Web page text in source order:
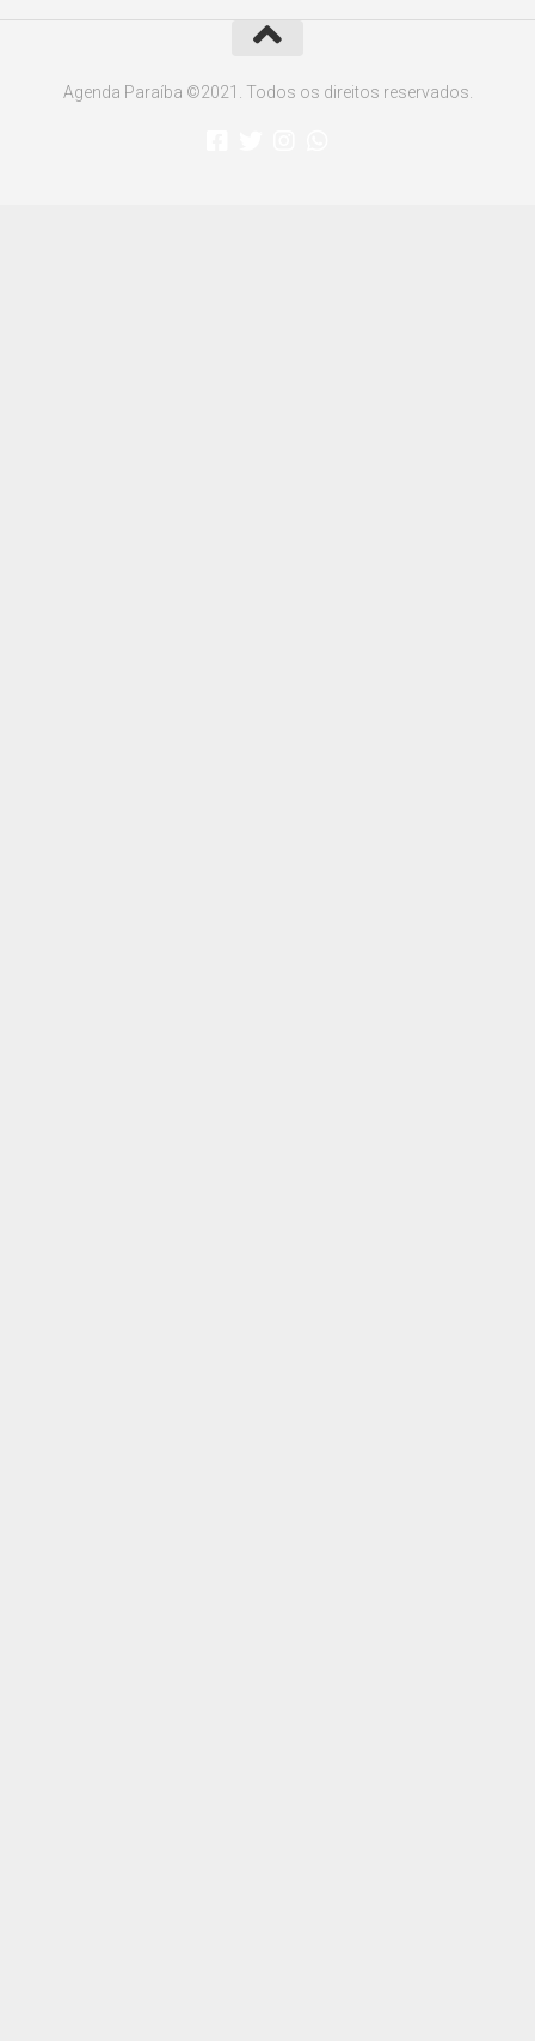
Agenda Paraíba ©2021. Todos os direitos reservados.